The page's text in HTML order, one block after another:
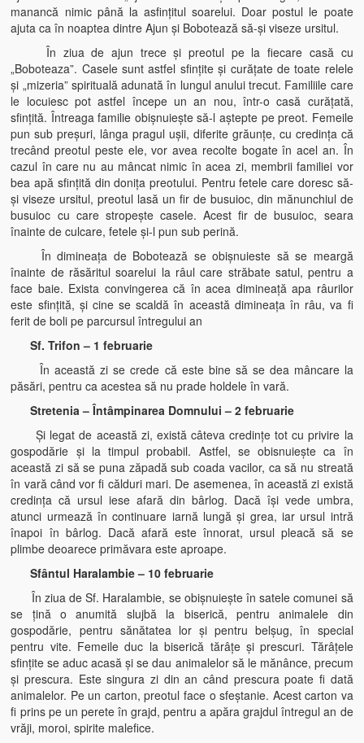
manancă nimic până la asfinţitul soarelui. Doar postul le poate
ajuta ca în noaptea dintre Ajun şi Bobotează să-şi viseze ursitul.
În ziua de ajun trece şi preotul pe la fiecare casă cu
„Boboteaza”. Casele sunt astfel sfinţite şi curăţate de toate relele
şi „mizeria” spirituală adunată în lungul anului trecut. Familiile care
le locuiesc pot astfel începe un an nou, într-o casă curăţată,
sfinţită. Întreaga familie obişnuieşte să-l aştepte pe preot. Femeile
pun sub preşuri, lânga pragul uşii, diferite grăunţe, cu credinţa că
trecând preotul peste ele, vor avea recolte bogate în acel an. În
cazul în care nu au mâncat nimic în acea zi, membrii familiei vor
bea apă sfinţită din doniţa preotului. Pentru fetele care doresc să-
şi viseze ursitul, preotul lasă un fir de busuioc, din mănunchiul de
busuioc cu care stropeşte casele. Acest fir de busuioc, seara
înainte de culcare, fetele şi-l pun sub perină.
În dimineaţa de Bobotează se obişnuieste să se meargă
înainte de răsăritul soarelui la râul care străbate satul, pentru a
face baie. Exista convingerea că în acea dimineaţă apa râurilor
este sfinţită, şi cine se scaldă în această dimineaţa în râu, va fi
ferit de boli pe parcursul întregului an
Sf. Trifon – 1 februarie
În această zi se crede că este bine să se dea mâncare la
păsări, pentru ca acestea să nu prade holdele în vară.
Stretenia – Întâmpinarea Domnului – 2 februarie
Şi legat de această zi, există câteva credinţe tot cu privire la
gospodărie şi la timpul probabil. Astfel, se obisnuieşte ca în
această zi să se puna zăpadă sub coada vacilor, ca să nu streată
în vară când vor fi călduri mari. De asemenea, în această zi există
credinţa că ursul iese afară din bârlog. Dacă îşi vede umbra,
atunci urmează în continuare iarnă lungă şi grea, iar ursul intră
înapoi în bârlog. Dacă afară este înnorat, ursul pleacă să se
plimbe deoarece primăvara este aproape.
Sfântul Haralambie – 10 februarie
În ziua de Sf. Haralambie, se obişnuieşte în satele comunei să
se ţină o anumită slujbă la biserică, pentru animalele din
gospodărie, pentru sănătatea lor şi pentru belşug, în special
pentru vite. Femeile duc la biserică tărâţe şi prescuri. Tărâţele
sfinţite se aduc acasă şi se dau animalelor să le mănânce, precum
şi prescura. Este singura zi din an când prescura poate fi dată
animalelor. Pe un carton, preotul face o sfeştanie. Acest carton va
fi prins pe un perete în grajd, pentru a apăra grajdul întregul an de
vrăji, moroi, spirite malefice.